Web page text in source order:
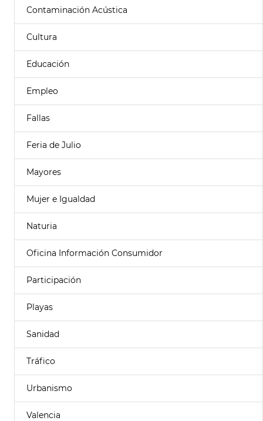
Contaminación Acústica
Cultura
Educación
Empleo
Fallas
Feria de Julio
Mayores
Mujer e Igualdad
Naturia
Oficina Información Consumidor
Participación
Playas
Sanidad
Tráfico
Urbanismo
Valencia